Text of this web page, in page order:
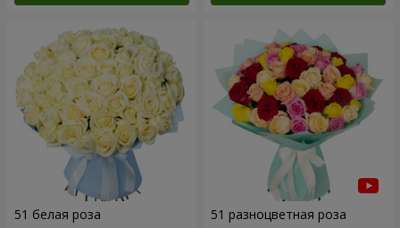
51 белая роза 51 разноцветная роза